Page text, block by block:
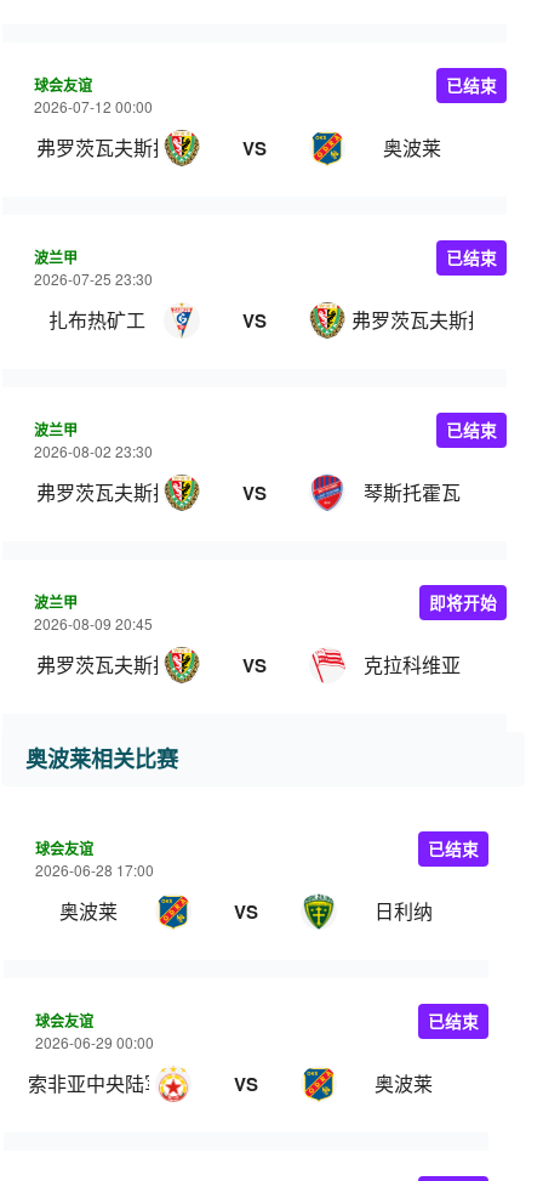
球会友谊
2026-07-12 00:00
弗罗茨瓦夫斯拉斯克 VS 奥波莱
已结束
波兰甲
2026-07-25 23:30
扎布热矿工 VS 弗罗茨瓦夫斯拉斯克
已结束
波兰甲
2026-08-02 23:30
弗罗茨瓦夫斯拉斯克 VS 琴斯托霍瓦
已结束
波兰甲
2026-08-09 20:45
弗罗茨瓦夫斯拉斯克 VS 克拉科维亚
即将开始
奥波莱相关比赛
球会友谊
2026-06-28 17:00
奥波莱 VS 日利纳
已结束
球会友谊
2026-06-29 00:00
索非亚中央陆军 VS 奥波莱
已结束